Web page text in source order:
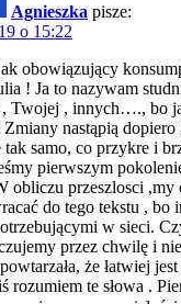
Agnieszka pisze:
o 15:22
obowiązujący
! Ja to nazywam
, Twojej , innych…., bo
nastąpią
tak samo, co przykre i
pierwszym
obliczu przeszlosci
do tego tekstu , bo
w sieci.
przez chwilę i
że łatwiej
rozumiem te słowa .